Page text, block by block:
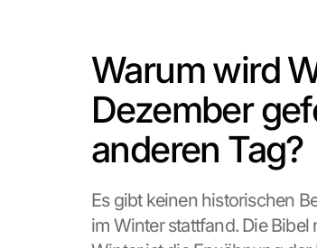
Warum wird
Dezember
anderen Tag?
Es gibt keinen historischen
im Winter stattfand. Die